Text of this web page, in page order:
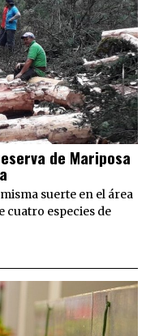
de Mariposa
suerte en el área
cuatro especies de